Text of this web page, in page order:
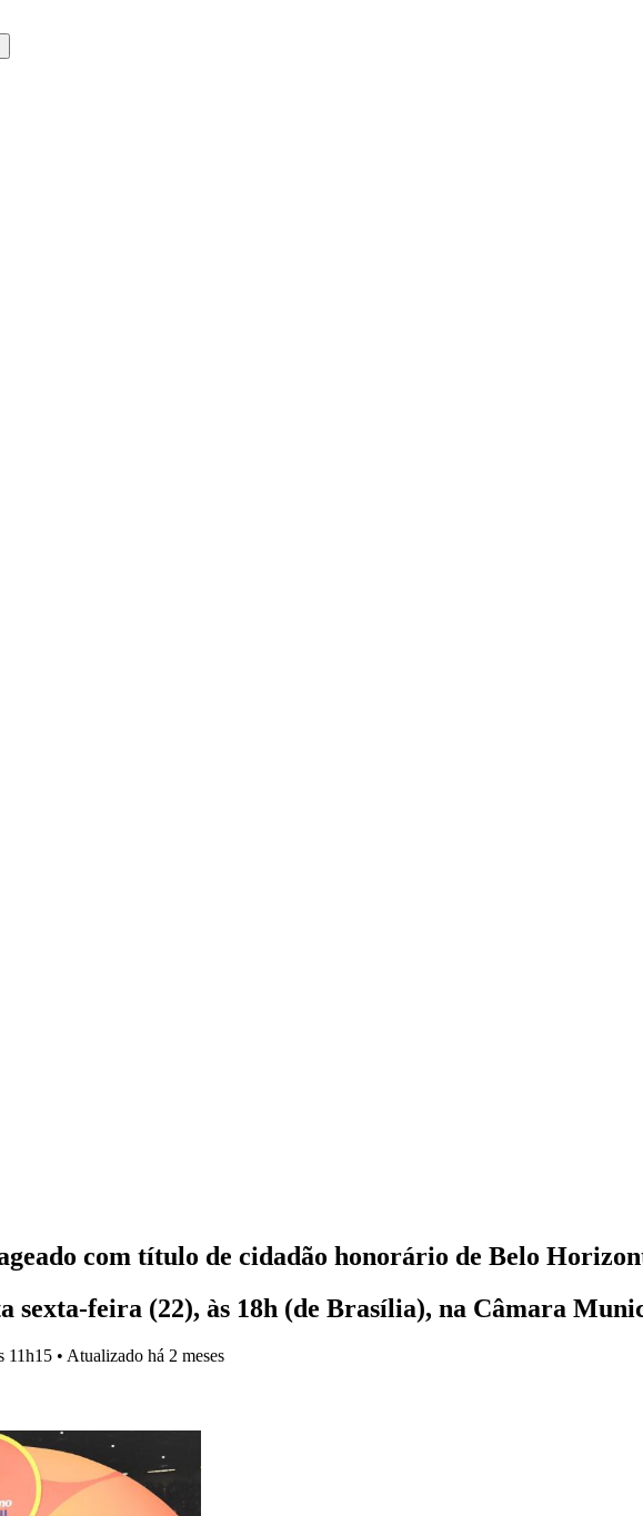
com título de cidadão honorário de Belo
sexta-feira (22), às 18h (de Brasília), na Câmara
11h15 • Atualizado há 2 meses